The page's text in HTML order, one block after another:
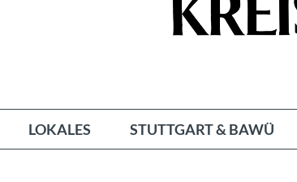
LOKALES STUTTGART & BAWÜ